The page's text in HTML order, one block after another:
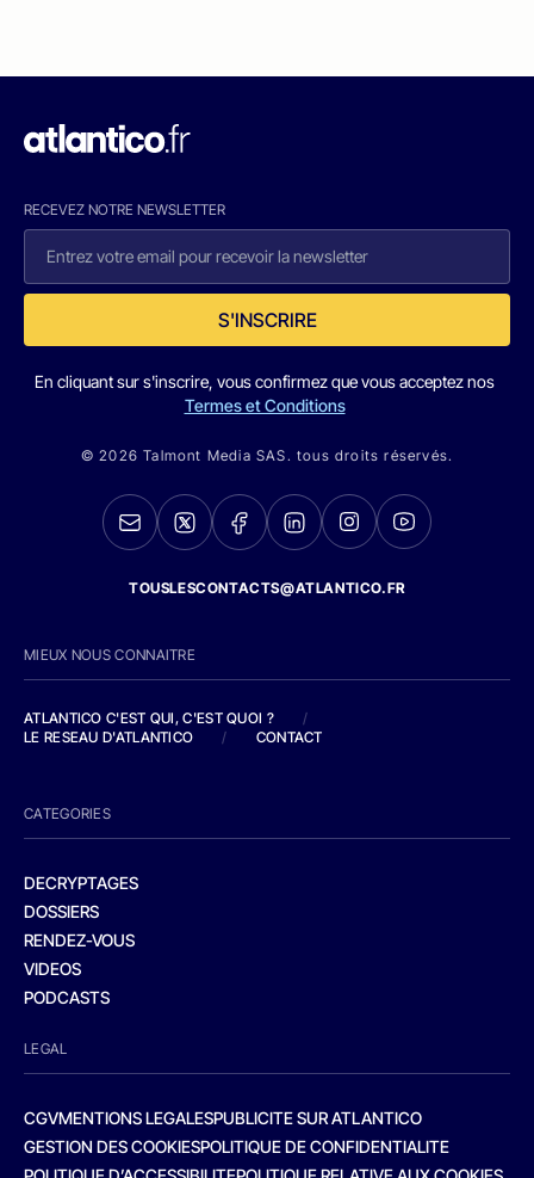
RECEVEZ NOTRE NEWSLETTER
S'INSCRIRE
En cliquant sur s'inscrire, vous confirmez que vous acceptez nos
Termes et Conditions
© 2026 Talmont Media SAS. tous droits réservés.
TOUSLESCONTACTS@ATLANTICO.FR
MIEUX NOUS CONNAITRE
ATLANTICO C'EST QUI, C'EST QUOI ?
/
LE RESEAU D'ATLANTICO
/ CONTACT
CATEGORIES
DECRYPTAGES
DOSSIERS
RENDEZ-VOUS
VIDEOS
PODCASTS
LEGAL
CGVMENTIONS LEGALESPUBLICITE SUR ATLANTICO
GESTION DES COOKIESPOLITIQUE DE CONFIDENTIALITE